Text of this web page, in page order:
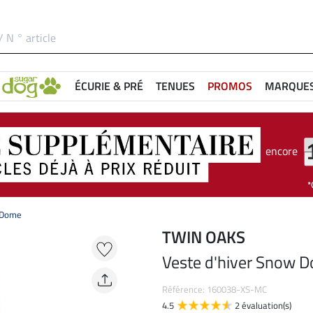
ÉCURIE & PRÉ TENUES PROMOS
encore
TWIN OAKS
Veste d'hiver Snow
Référence: 160038-XS-MC
4.5
2 évaluation(s)